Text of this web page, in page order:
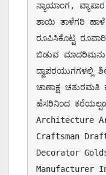
ನ್ಯಾಯಾಂಗ,
ಶಾಯಿ ತಾಳೆಗರಿ ಹಾಳೆ
ರೂಪಿಸಿಕೊಟ್ಟ
ಬಿಡುವ
ದ್ವಾಪರಯುಗಗಳಲ್ಲಿ
ಚಾಣಾಕ್ಷ ಚತುರಮತಿ
ಹೆಸರಿನಿಂದ
Architecture
Craftsman
Decorator
Manufacturer